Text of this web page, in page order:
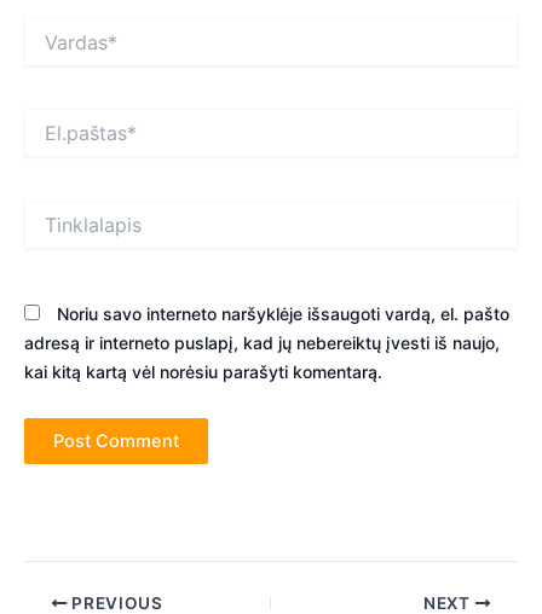
Noriu savo interneto naršyklėje išsaugoti vardą, el. pašto
adresą ir interneto puslapį, kad jų nebereiktų įvesti iš naujo,
kai kitą kartą vėl norėsiu parašyti komentarą.
Post PREVIOUS NEXT